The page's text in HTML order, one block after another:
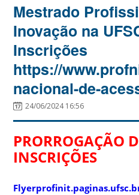
Mestrado
Inovação na
Inscrições
https://
nacional-de-
24/06/2024 16:56
PRORROGAÇÃO
INSCRIÇÕES
Flyer